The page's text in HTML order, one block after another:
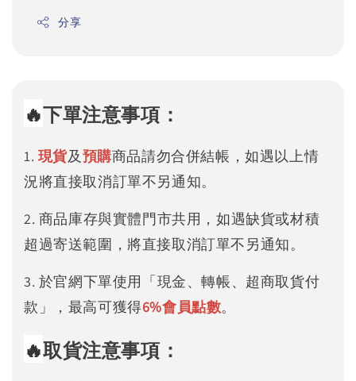
分享
🔥下單注意事項：
1. 現貨及預購商品請勿合併結帳，如遇以上情
況將直接取消訂單不另通知。
2. 商品庫存與實體門市共用，如遇缺貨或材積
超過寄送範圍，將直接取消訂單不另通知。
3. 於官網下單使用「現金、轉帳、超商取貨付
款」，最高可獲得6%會員點數。
🔥取貨注意事項：